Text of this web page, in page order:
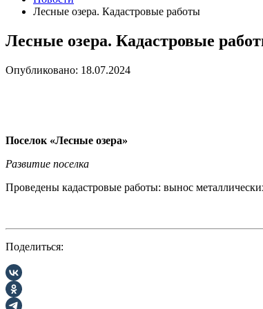
Лесные озера. Кадастровые работы
Лесные озера. Кадастровые
Опубликовано: 18.07.2024
Поселок «Лесные озера»
Развитие поселка
Проведены кадастровые работы: вынос
Поделиться: